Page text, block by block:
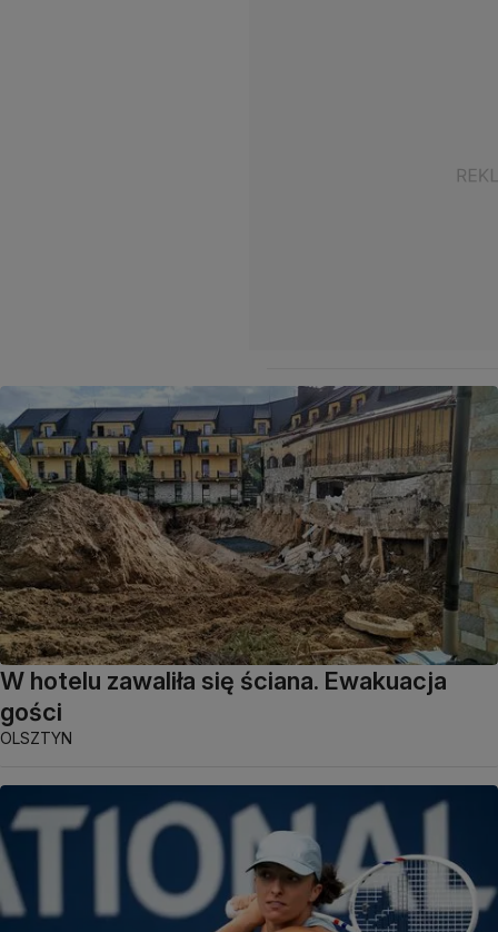
W hotelu zawaliła się ściana. Ewakuacja
gości
OLSZTYN